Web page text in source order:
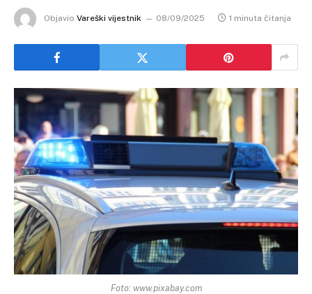
Objavio Vareški vijestnik 08/09/2025 1 minuta čitanja
Foto: www.pixabay.com